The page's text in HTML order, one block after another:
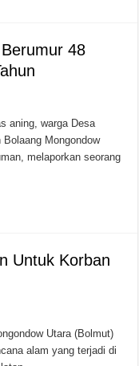
48
aning, warga Desa
Mongondow
melaporkan seorang
Untuk Korban
Utara (Bolmut)
alam yang terjadi di